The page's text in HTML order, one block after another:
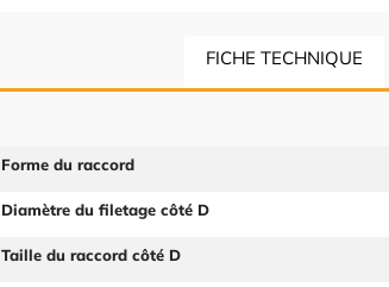
FICHE TECHNIQUE
Forme du raccord
Diamètre du filetage côté D
Taille du raccord côté D